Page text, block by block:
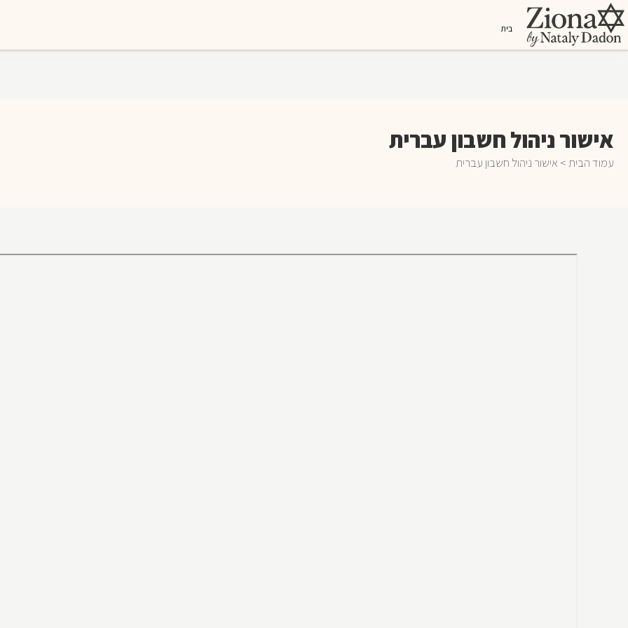
בית
אישור ניהול חשבון עברית
עמוד הבית> אישור ניהול חשבון עברית